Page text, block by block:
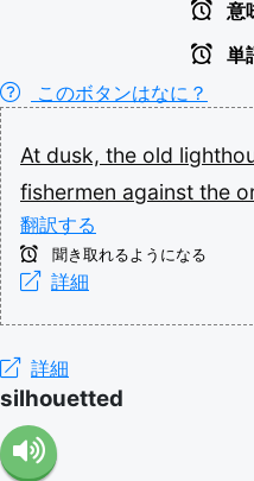
意
単
このボタンはなに？
At dusk, the old
fishermen against the
翻訳する
聞き取れるようになる
詳細
詳細
silhouetted